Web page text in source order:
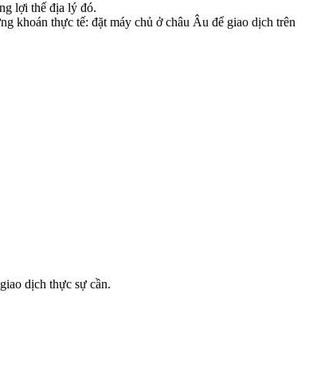
lợi thế địa lý đó.
khoán thực tế: đặt máy chủ ở châu Âu để giao dịch trên
dịch thực sự cần.